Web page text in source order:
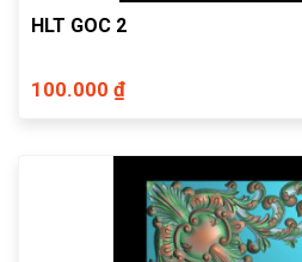
HLT GOC 2
100.000 ₫